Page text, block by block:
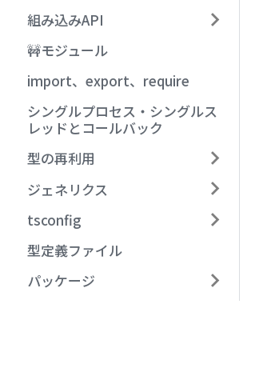
組み込みAPI
🚧モジュール
import、export、require
シングルプロセス・シングルス
レッドとコールバック
型の再利用
ジェネリクス
tsconfig
型定義ファイル
パッケージ